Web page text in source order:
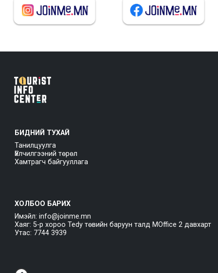
БИДНИЙ ТУХАЙ
Танилцуулга
Үйлчилгээний төрөл
Хамтрагч байгууллага
ХОЛБОО БАРИХ
Имэйл: info@joinme.mn
Хаяг: 5-р хороо Tedy төвийн баруун талд MOffice 2 давхарт
Утас: 7744 3939